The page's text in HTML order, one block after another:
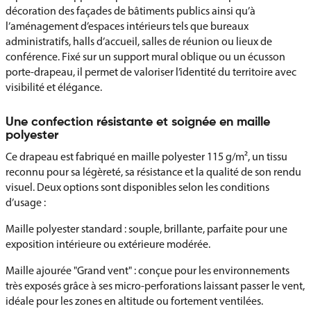
décoration des façades de bâtiments publics ainsi qu’à
l’aménagement d’espaces intérieurs tels que bureaux
administratifs, halls d’accueil, salles de réunion ou lieux de
conférence. Fixé sur un support mural oblique ou un écusson
porte-drapeau, il permet de valoriser l’identité du territoire avec
visibilité et élégance.
Une confection résistante et soignée en maille
polyester
Ce drapeau est fabriqué en maille polyester 115 g/m², un tissu
reconnu pour sa légèreté, sa résistance et la qualité de son rendu
visuel. Deux options sont disponibles selon les conditions
d’usage :
Maille polyester standard : souple, brillante, parfaite pour une
exposition intérieure ou extérieure modérée.
Maille ajourée "Grand vent" : conçue pour les environnements
très exposés grâce à ses micro-perforations laissant passer le vent,
idéale pour les zones en altitude ou fortement ventilées.